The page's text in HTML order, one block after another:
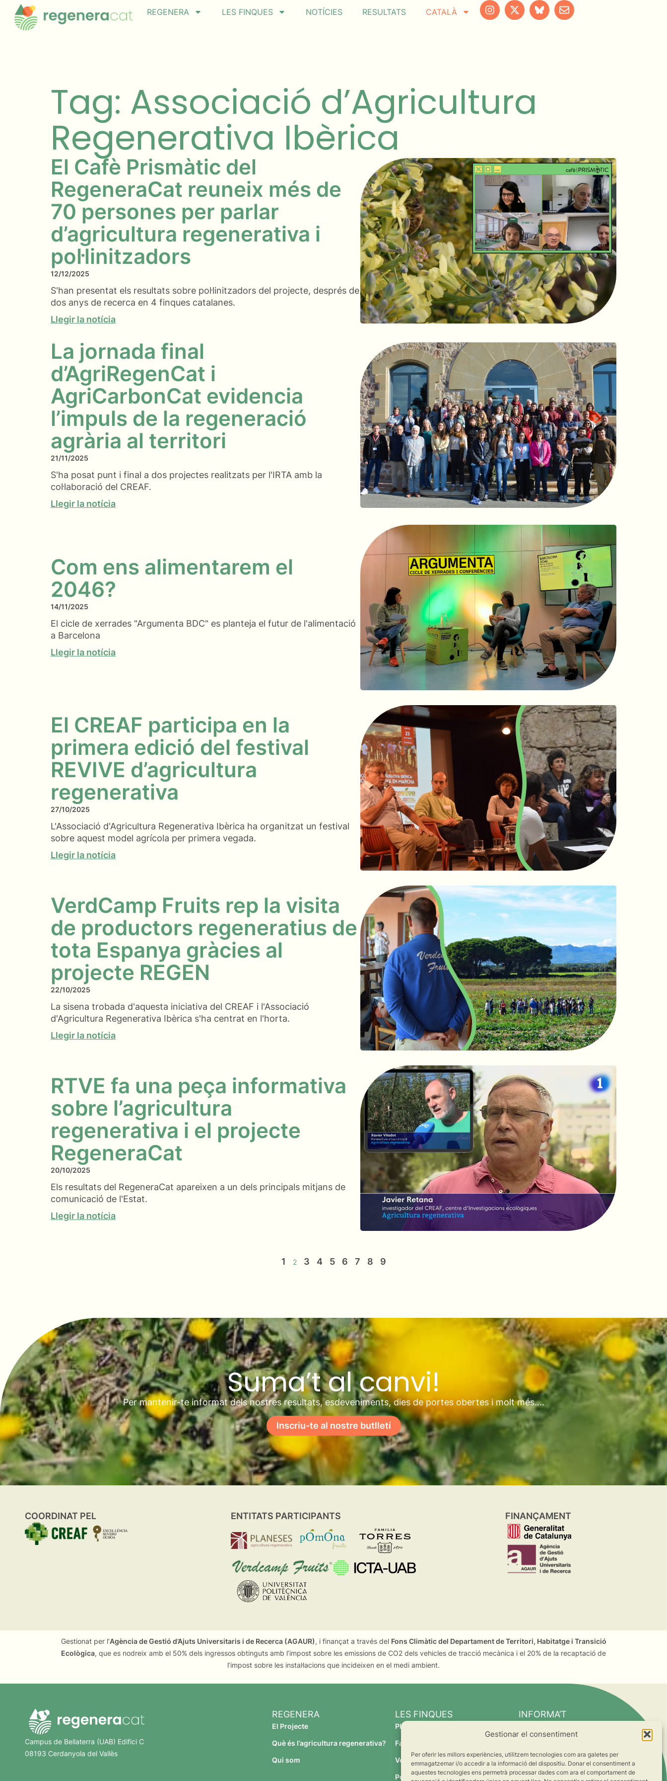
Gestionar el consentiment
Per oferir les millors experiències, utilitzem tecnologies com ara galetes per
emmagatzemar i/o accedir a la informació del dispositiu. Donar el consentiment a
aquestes tecnologies ens permetrà processar dades com ara el comportament de
REGENERA LES FINQUES NOTÍCIES RESULTATS CATALÀ
Tag: Associació d’Agricultura
Regenerativa Ibèrica
El Cafè Prismàtic del
RegeneraCat reuneix més de
70 persones per parlar
d’agricultura regenerativa i
pol·linitzadors
12/12/2025
S'han presentat els resultats sobre pol·linitzadors del projecte, després de
dos anys de recerca en 4 finques catalanes.
Llegir la notícia
La jornada final
d’AgriRegenCat i
AgriCarbonCat evidencia
l’impuls de la regeneració
agrària al territori
21/11/2025
S'ha posat punt i final a dos projectes realitzats per l'IRTA amb la
col·laboració del CREAF.
Llegir la notícia
Com ens alimentarem el
2046?
14/11/2025
El cicle de xerrades "Argumenta BDC" es planteja el futur de l'alimentació
a Barcelona
Llegir la notícia
El CREAF participa en la
primera edició del festival
REVIVE d’agricultura
regenerativa
27/10/2025
L'Associació d'Agricultura Regenerativa Ibèrica ha organitzat un festival
sobre aquest model agrícola per primera vegada.
Llegir la notícia
VerdCamp Fruits rep la visita
de productors regeneratius de
tota Espanya gràcies al
projecte REGEN
22/10/2025
La sisena trobada d'aquesta iniciativa del CREAF i l'Associació
d'Agricultura Regenerativa Ibèrica s'ha centrat en l'horta.
Llegir la notícia
RTVE fa una peça informativa
sobre l’agricultura
regenerativa i el projecte
RegeneraCat
20/10/2025
Els resultats del RegeneraCat apareixen a un dels principals mitjans de
comunicació de l'Estat.
Llegir la notícia
1 2 3 4 5 6 7 8 9
Suma’t al canvi!
Per mantenir-te informat dels nostres resultats, esdeveniments, dies de portes obertes i molt més….
Inscriu-te al nostre butlletí
COORDINAT PEL ENTITATS PARTICIPANTS FINANÇAMENT
Gestionat per l’Agència de Gestió d’Ajuts Universitaris i de Recerca (AGAUR), i finançat a través del Fons Climàtic del Departament de Territori, Habitatge i Transició
Ecològica, que es nodreix amb el 50% dels ingressos obtinguts amb l’impost sobre les emissions de CO2 dels vehicles de tracció mecànica i el 20% de la recaptació de
l’impost sobre les instal·lacions que incideixen en el medi ambient.
Campus de Bellaterra (UAB) Edifici C
08193 Cerdanyola del Vallès
REGENERA
El Projecte
Què és l’agricultura regenerativa?
Qui som
LES FINQUES
Planeses
Família Torres
Verdcamp Fruits
Pomona Fruits
INFORMA’T